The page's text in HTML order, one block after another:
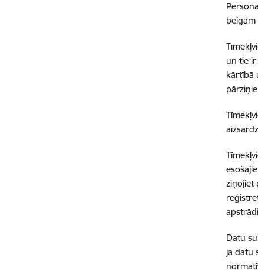
un tie
kārtībā
ziņojiet
Datu
ja datu